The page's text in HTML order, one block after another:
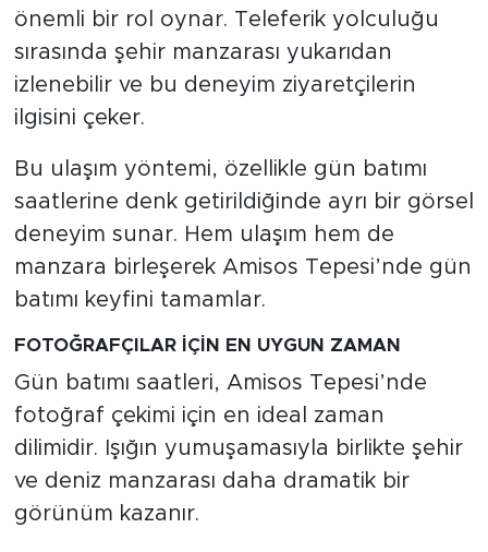
önemli bir rol oynar. Teleferik yolculuğu
sırasında şehir manzarası yukarıdan
izlenebilir ve bu deneyim ziyaretçilerin
ilgisini çeker.
Bu ulaşım yöntemi, özellikle gün batımı
saatlerine denk getirildiğinde ayrı bir görsel
deneyim sunar. Hem ulaşım hem de
manzara birleşerek Amisos Tepesi’nde gün
batımı keyfini tamamlar.
FOTOĞRAFÇILAR İÇİN EN UYGUN ZAMAN
Gün batımı saatleri, Amisos Tepesi’nde
fotoğraf çekimi için en ideal zaman
dilimidir. Işığın yumuşamasıyla birlikte şehir
ve deniz manzarası daha dramatik bir
görünüm kazanır.